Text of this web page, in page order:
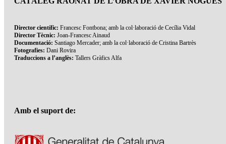
Director científic: Francesc Fontbona; amb la col·laboració de Cecília Vidal
Director Tècnic: Joan-Francesc Ainaud
Documentació: Santiago Mercader; amb la col·laboració de Cristina Bartrès
Fotografies: Dani Rovira
Traduccions a l’anglès: Tallers Gràfics Alfa
Amb el suport de: